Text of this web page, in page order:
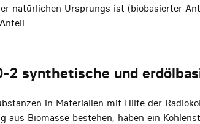
natürlichen Ursprungs ist (biobasierter
2 synthetische und
in Materialien mit Hilfe der
aus Biomasse bestehen, haben ein